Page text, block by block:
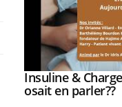
Youtube
Insuline &
osait en parler??